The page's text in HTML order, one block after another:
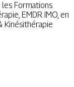
les Formations
EMDR IMO, en
Kinésithérapie